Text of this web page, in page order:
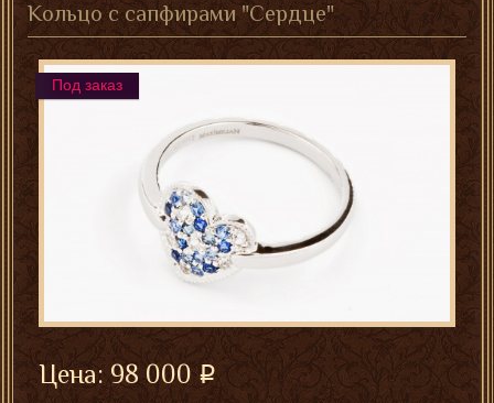
Кольцо с сапфирами "Сердце"
Под заказ
Цена:98 000